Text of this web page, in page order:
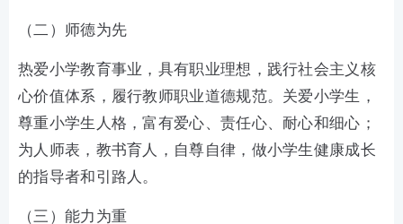
（二）师德为先
热爱小学教育事业，具有职业理想，践行社会主义核
心价值体系，履行教师职业道德规范。关爱小学生，
尊重小学生人格，富有爱心、责任心、耐心和细心；
为人师表，教书育人，自尊自律，做小学生健康成长
的指导者和引路人。
（三）能力为重